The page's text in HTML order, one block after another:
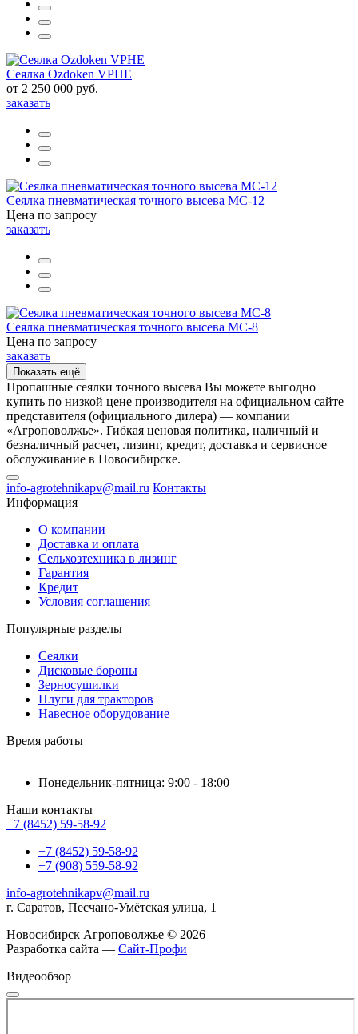
Сеялка Ozdoken VPHE
от 2 250 000 руб.
заказать
Сеялка пневматическая точного высева МС-12
Цена по запросу
заказать
Сеялка пневматическая точного высева МС-8
Цена по запросу
заказать
Показать ещё
Пропашные сеялки точного высева Вы можете выгодно
купить по низкой цене производителя на официальном сайте
представителя (официального дилера) — компании
«Агроповолжье». Гибкая ценовая политика, наличный и
безналичный расчет, лизинг, кредит, доставка и сервисное
обслуживание в Новосибирске.
info-agrotehnikapv@mail.ru Контакты
Информация
О компании
Доставка и оплата
Сельхозтехника в лизинг
Гарантия
Кредит
Условия соглашения
Популярные разделы
Сеялки
Дисковые бороны
Зерносушилки
Плуги для тракторов
Навесное оборудование
Время работы
Понедельник-пятница: 9:00 - 18:00
Наши контакты
+7 (8452) 59-58-92
+7 (8452) 59-58-92
+7 (908) 559-58-92
info-agrotehnikapv@mail.ru
г. Саратов, Песчано-Умётская улица, 1
Новосибирск Агроповолжье © 2026
Разработка сайта — Сайт-Профи
Видеообзор